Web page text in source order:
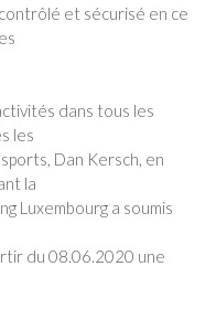
et sécurisé en ce
dans tous les
les
Dan Kersch, en
la
Luxembourg a soumis
du 08.06.2020 une